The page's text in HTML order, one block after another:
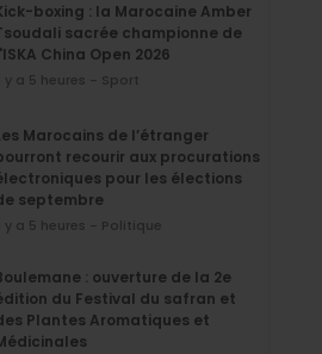
boxing : la Marocaine Amber
sacrée championne de
China Open 2026
y a 5 heures - Sport
Marocains de l’étranger
recourir aux procurations
pour les élections
septembre
y a 5 heures - Politique
: ouverture de la 2e
du Festival du safran et
Plantes Aromatiques et